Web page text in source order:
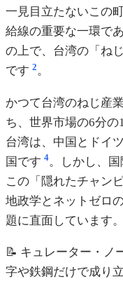
一見目立たないこの
給線の重要な一環で
の上で、台湾の「ね
です 2。
かつて台湾のねじ産
ち、世界市場の6分
台湾は、中国とドイ
国です 4。しかし、
この「隠れたチャン
地政学とネットゼロ
題に直面しています。
📝 キュレーター・ノ
字や鉄鋼だけで成り